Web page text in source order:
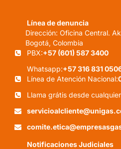
Línea de denuncia
Dirección: Oficina Central.
Bogotá, Colombia
PBX:+57 (601) 587 3400
Whatsapp:+57 316 831
Línea de Atención Nacional:
Llama grátis desde
Notificaciones Judiciales